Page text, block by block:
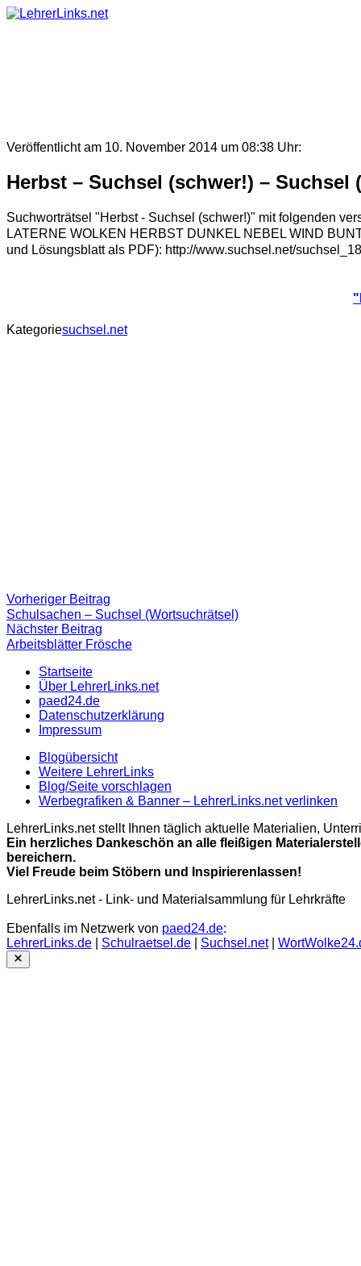
Skip
Veröffentlicht am 10. November 2014 um 08:38 Uhr:
Herbst – Suchsel (schwer!) – Suchsel
Suchworträtsel "Herbst - Suchsel (schwer!)" mit folgenden
LATERNE WOLKEN HERBST DUNKEL NEBEL WIND
und Lösungsblatt als PDF): http://www.suchsel.net/
Kategoriesuchsel.net
Beitragsnavigation
Vorheriger Beitrag
Beitrag:
Schulsachen – Suchsel (Wortsuchrätsel)
Nächster Beitrag
Beitrag
Arbeitsblätter Frösche
Startseite
Über LehrerLinks.net
paed24.de
Datenschutzerklärung
Impressum
Blogübersicht
Weitere LehrerLinks
Blog/Seite vorschlagen
Werbegrafiken & Banner – LehrerLinks.net verlinken
LehrerLinks.net stellt Ihnen täglich aktuelle Materialien,
Ein herzliches Dankeschön an alle fleißigen
bereichern.
Viel Freude beim Stöbern und Inspirierenlassen!
LehrerLinks.net - Link- und Materialsammlung für Lehrkräfte
Ebenfalls im Netzwerk von paed24.de:
LehrerLinks.de
Schulraetsel.de Suchsel.net|
Close